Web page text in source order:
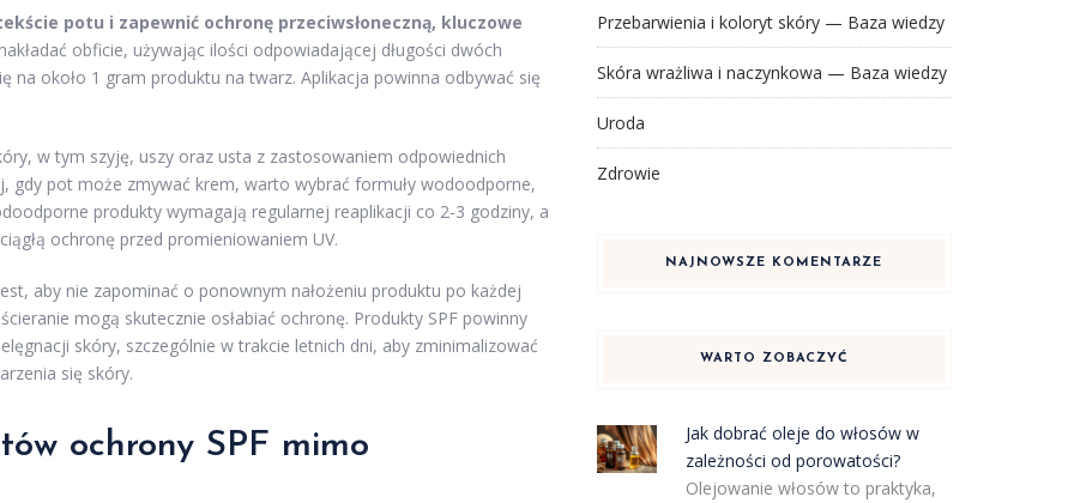
potu i zapewnić ochronę przeciwsłoneczną, kluczowe
obficie, używając ilości odpowiadającej długości dwóch
na około 1 gram produktu na twarz. Aplikacja powinna odbywać się
w tym szyję, uszy oraz usta z zastosowaniem odpowiednich
gdy pot może zmywać krem, warto wybrać formuły wodoodporne,
produkty wymagają regularnej reaplikacji co 2-3 godziny, a
ochronę przed promieniowaniem UV.
aby nie zapominać o ponownym nałożeniu produktu po każdej
mogą skutecznie osłabiać ochronę. Produkty SPF powinny
skóry, szczególnie w trakcie letnich dni, aby zminimalizować
się skóry.
ochrony SPF mimo
Przebarwienia i koloryt skóry — Baza wiedzy
Skóra wrażliwa i naczynkowa — Baza wiedzy
Uroda
Zdrowie
NAJNOWSZE KOMENTARZE
WARTO ZOBACZYĆ
Jak dobrać oleje do włosów w
zależności od porowatości?
Olejowanie włosów to praktyka,